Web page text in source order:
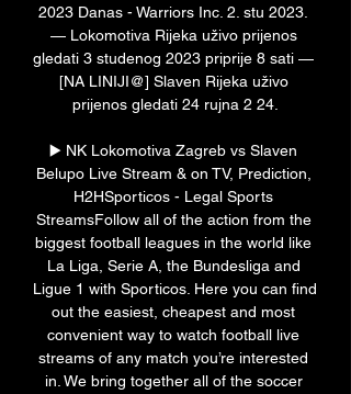
2023 Danas - Warriors Inc. 2. stu 2023.
— Lokomotiva Rijeka uživo prijenos
gledati 3 studenog 2023 priprije 8 sati —
[NA LINIJI@] Slaven Rijeka uživo
prijenos gledati 24 rujna 2 24.
▶️ NK Lokomotiva Zagreb vs Slaven
Belupo Live Stream & on TV, Prediction,
H2HSporticos - Legal Sports
StreamsFollow all of the action from the
biggest football leagues in the world like
La Liga, Serie A, the Bundesliga and
Ligue 1 with Sporticos. Here you can find
out the easiest, cheapest and most
convenient way to watch football live
streams of any match you’re interested
in. We bring together all of the soccer